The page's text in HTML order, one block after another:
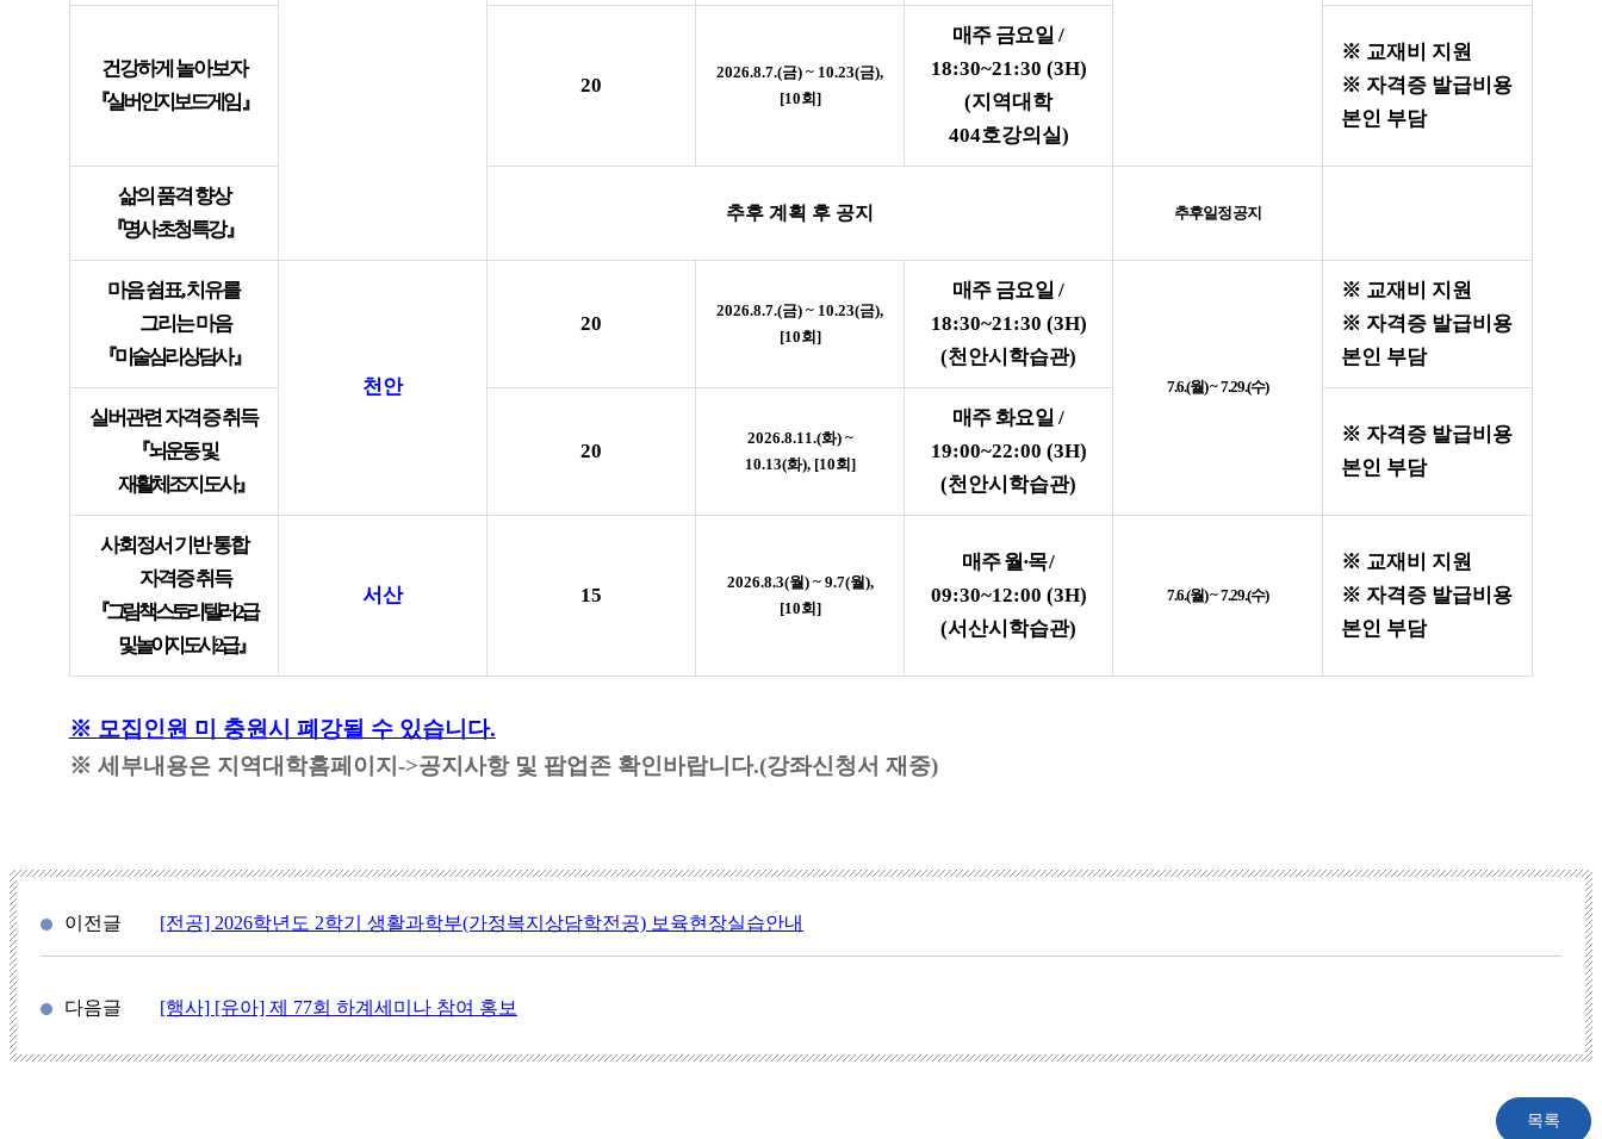
건강하게 놀아보자
『실버인지보드게임』
20
2026.8.7.(금) ~ 10.23(금),
[10회]
매주 금요일 /
18:30~21:30 (3H)
(지역대학
404호강의실)
※ 교재비 지원
※ 자격증 발급비용
본인 부담
삶의 품격 향상
『명사 초청 특강』
추후 계획 후 공지 추후일정공지
마음 쉼표,치유를
그리는 마음
『미술심리상담사』
천안
20
2026.8.7.(금) ~ 10.23(금),
[10회]
매주 금요일 /
18:30~21:30 (3H)
(천안시학습관)
7.6.(월) ~ 7.29.(수)
※ 교재비 지원
※ 자격증 발급비용
본인 부담
실버관련 자격증 취득
『뇌운동 및
재활체조지도사』
20
2026.8.11.(화) ~
10.13(화), [10회]
매주 화요일 /
19:00~22:00 (3H)
(천안시학습관)
※ 자격증 발급비용
본인 부담
사회정서 기반 통합
자격증 취득
『그림책 스토리텔러2급
및 놀이지도사2급』
서산 15
2026.8.3(월) ~ 9.7(월),
[10회]
매주 월·목/
09:30~12:00 (3H)
(서산시학습관)
7.6.(월) ~ 7.29.(수)
※ 교재비 지원
※ 자격증 발급비용
본인 부담
※ 모집인원 미 충원시 폐강될 수 있습니다.
※ 세부내용은 지역대학홈페이지 ->공지사항 및 팝업존 확인바랍니다.(강좌신청서 재중)
이전글 [전공] 2026학년도 2학기 생활과학부(가정복지상담학전공) 보육현장실습안내
다음글 [행사] [유아] 제 77회 하계세미나 참여 홍보